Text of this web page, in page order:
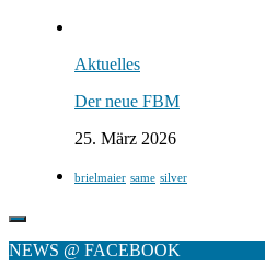
Aktuelles
Der neue FBM
25. März 2026
brielmaier same silver
NEWS @ FACEBOOK